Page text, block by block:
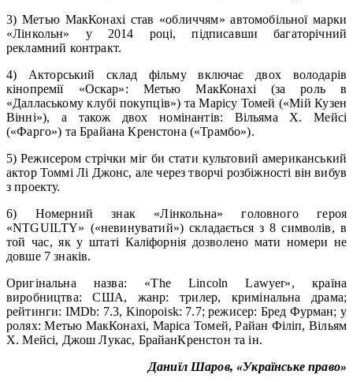
3) Метью МакКонахі став «обличчям» автомобільної марки
«Лінкольн» у 2014 році, підписавши багаторічний
рекламний контракт.
4) Акторський склад фільму включає двох володарів
кінопремії «Оскар»: Метью МакКонахі (за роль в
«Даллаському клубі покупців») та Марісу Томей («Мій Кузен
Вінні»), а також двох номінантів: Вільяма Х. Мейсі
(«Фарго») та Брайана Кренстона («Трамбо»).
5) Режисером стрічки міг би стати культовий американський
актор Томмі Лі Джонс, але через творчі розбіжності він вибув
з проекту.
6) Номерний знак «Лінкольна» головного героя
«NTGUILTY» («невинуватий») складається з 8 символів, в
той час, як у штаті Каліфорнія дозволено мати номери не
довше 7 знаків.
Оригінальна назва: «The Lincoln Lawyer», країна
виробництва: США, жанр: трилер, кримінальна драма;
рейтинги: IMDb: 7.3, Kinopoisk: 7.7; режисер: Бред Фурман; у
ролях: Метью МакКонахі, Маріса Томей, Райан Філіп, Вільям
Х. Мейсі, Джош Лукас, БрайанКренстон та ін.
Даниїл Шаров, «Українське право»